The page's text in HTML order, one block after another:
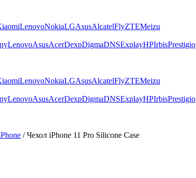
LenovoNokiaLGAsusAlcatelFlyZTEMeizu
LenovoAsusAcerDexpDigmaDNSExplayHPIrbisPrestigio
LenovoNokiaLGAsusAlcatelFlyZTEMeizu
LenovoAsusAcerDexpDigmaDNSExplayHPIrbisPrestigio
/ Чехол iPhone 11 Pro Silicone Case